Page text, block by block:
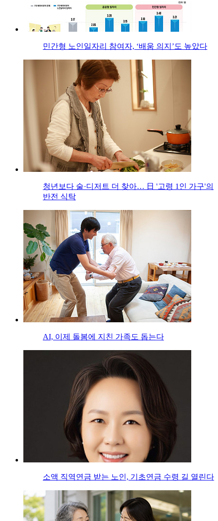
민간형 노인일자리 참여자, ‘배움 의지’도 높았다
청년보다 술·디저트 더 찾아… 日 '고령 1인 가구'의
반전 식탁
AI, 이제 돌봄에 지친 가족도 돕는다
소액 직역연금 받는 노인, 기초연금 수령 길 열린다